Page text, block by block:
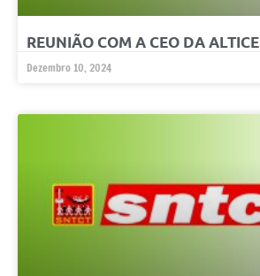
REUNIÃO COM A CEO DA ALTICE
Dezembro 10, 2024